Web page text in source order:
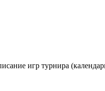
игр турнира